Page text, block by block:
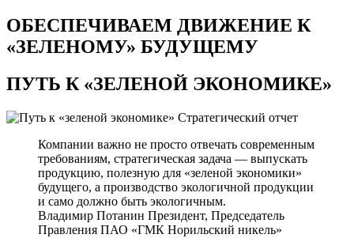
ОБЕСПЕЧИВАЕМ ДВИЖЕНИЕ К
«ЗЕЛЕНОМУ» БУДУЩЕМУ
ПУТЬ К«ЗЕЛЕНОЙ ЭКОНОМИКЕ»
Стратегический отчет
Компании важно не просто отвечать современным
требованиям, стратегическая задача — выпускать
продукцию, полезную для «зеленой экономики»
будущего, а производство экологичной продукции
и само должно быть экологичным.
Владимир Потанин Президент, Председатель
Правления ПАО «ГМК Норильский никель»